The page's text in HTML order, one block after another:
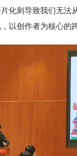
化则导致我们无法
以创作者为核心的